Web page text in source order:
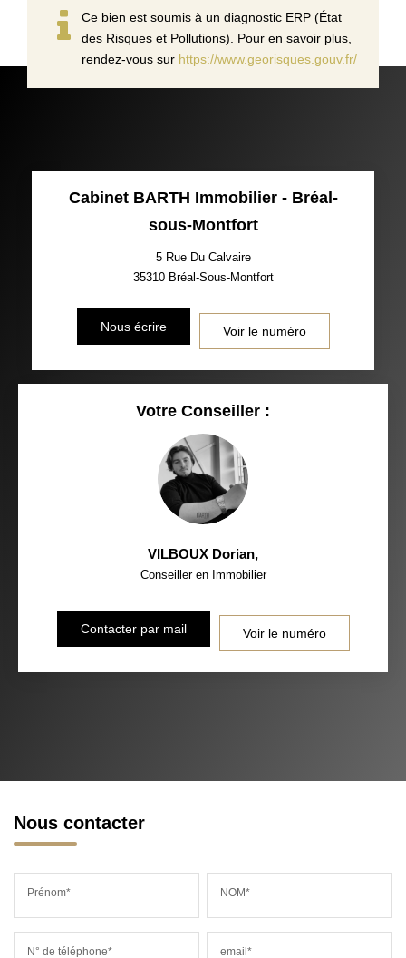
Ce bien est soumis à un diagnostic ERP (État
des Risques et Pollutions). Pour en savoir plus,
rendez-vous sur https://www.georisques.gouv.fr/
Cabinet BARTH Immobilier - Bréal-
sous-Montfort
5 Rue Du Calvaire
35310 Bréal-Sous-Montfort
Nous écrire Voir le numéro
Votre Conseiller :
VILBOUX Dorian,
Conseiller en Immobilier
Contacter par mail Voir le numéro
Nous contacter
Prénom* NOM*
N° de téléphone* email*